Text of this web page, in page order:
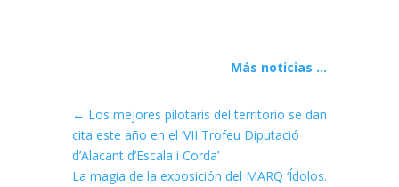
Más noticias ...
← Los mejores pilotaris del territorio se dan
cita este año en el ‘VII Trofeu Diputació
d’Alacant d’Escala i Corda’
La magia de la exposición del MARQ ‘Ídolos.